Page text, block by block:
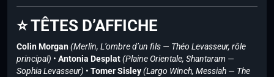
⭐ TÊTES D’AFFICHE
Colin Morgan(Merlin, L’ombre d’un fils — Théo Levasseur, rôle
principal) • Antonia Desplat(Plaine Orientale, Shantaram —
Sophia Levasseur) • Tomer Sisley(Largo Winch, Messiah — The